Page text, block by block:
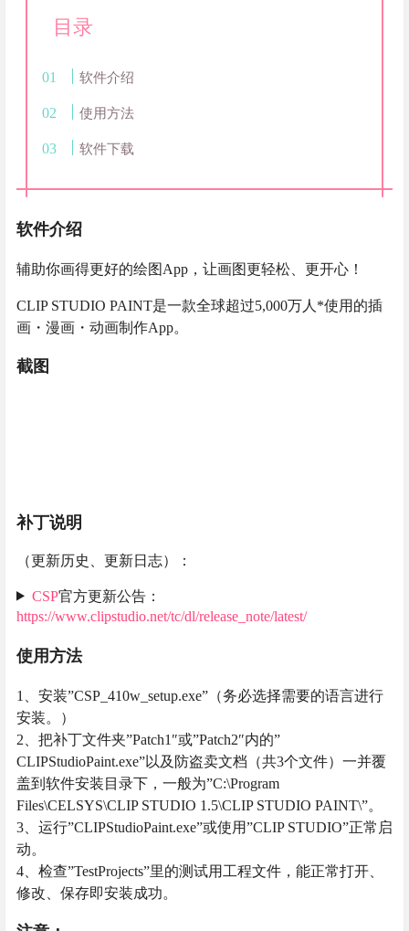
目录
软件介绍
使用方法
软件下载
软件介绍
辅助你画得更好的绘图App，让画图更轻松、更开心！
CLIP STUDIO PAINT是一款全球超过5,000万人*使用的插
画・漫画・动画制作App。
截图
补丁说明
（更新历史、更新日志）：
CSP官方更新公告：
https://www.clipstudio.net/tc/dl/release_note/latest/
使用方法
1、安装”CSP_410w_setup.exe”（务必选择需要的语言进行
安装。）
2、把补丁文件夹”Patch1″或”Patch2″内的”
CLIPStudioPaint.exe”以及防盗卖文档（共3个文件）一并覆
盖到软件安装目录下，一般为”C:\Program
Files\CELSYS\CLIP STUDIO 1.5\CLIP STUDIO PAINT\”。
3、运行”CLIPStudioPaint.exe”或使用”CLIP STUDIO”正常启
动。
4、检查”TestProjects”里的测试用工程文件，能正常打开、
修改、保存即安装成功。